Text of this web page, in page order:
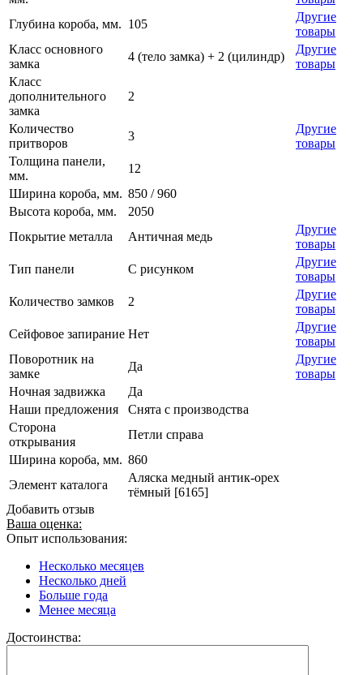
Глубина короба, мм. 105
Другие
товары
Класс основного
замка
4 (тело замка) + 2 (цилиндр)
Другие
товары
Класс
дополнительного
замка
2
Количество
притворов
3
Другие
товары
Толщина панели,
мм.
12
Ширина короба, мм. 850 / 960
Высота короба, мм.
2050
Покрытие металла
Античная медь
Другие
товары
Тип панели
С рисунком
Другие
товары
Количество замков
2
Другие
товары
Сейфовое запирание Нет
Другие
товары
Поворотник на
замке
Да
Другие
товары
Ночная задвижка
Да
Наши предложения
Снята с производства
Сторона
открывания
Петли справа
Ширина короба, мм. 860
Элемент каталога
Аляска медный антик-орех
тёмный [6165]
Добавить отзыв
Ваша оценка:
Опыт использования:
Несколько месяцев
Несколько дней
Больше года
Менее месяца
Достоинства: